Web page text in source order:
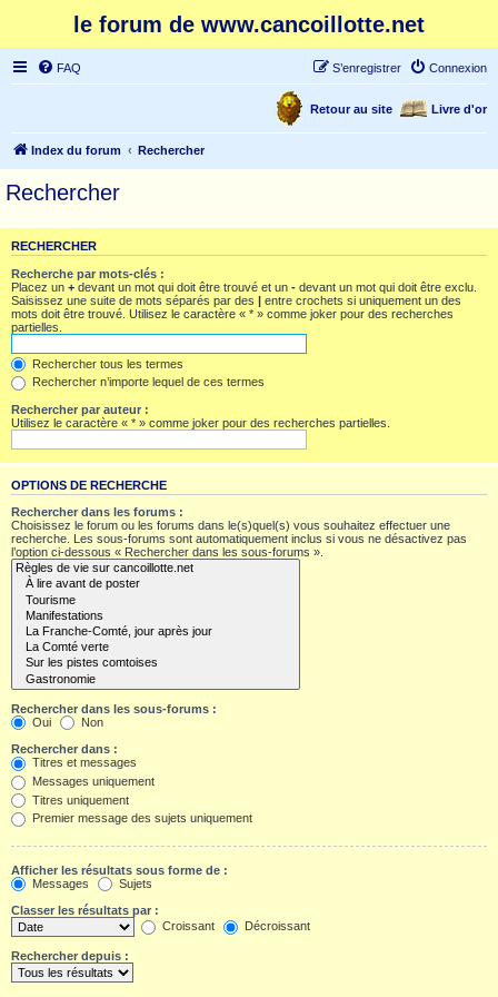
le forum de www.cancoillotte.net
FAQ Connexion
S’enregistrer
Livre d'or
Retour au site
Index du forum Rechercher
Rechercher
RECHERCHER
Recherche par mots-clés :
Placez un + devant un mot qui doit être trouvé et un - devant un mot qui doit être exclu.
Saisissez une suite de mots séparés par des | entre crochets si uniquement un des
mots doit être trouvé. Utilisez le caractère « * » comme joker pour des recherches
partielles.
Rechercher tous les termes
Rechercher n’importe lequel de ces termes
Rechercher par auteur :
Utilisez le caractère « * » comme joker pour des recherches partielles.
OPTIONS DE RECHERCHE
Rechercher dans les forums :
Choisissez le forum ou les forums dans le(s)quel(s) vous souhaitez effectuer une
recherche. Les sous-forums sont automatiquement inclus si vous ne désactivez pas
l’option ci-dessous « Rechercher dans les sous-forums ».
Rechercher dans les sous-forums :
Oui
Non
Rechercher dans :
Titres et messages
Messages uniquement
Titres uniquement
Premier message des sujets uniquement
Afficher les résultats sous forme de :
Messages
Sujets
Classer les résultats par :
Croissant
Décroissant
Rechercher depuis :